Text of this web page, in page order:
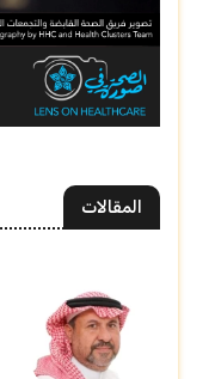
المقالات